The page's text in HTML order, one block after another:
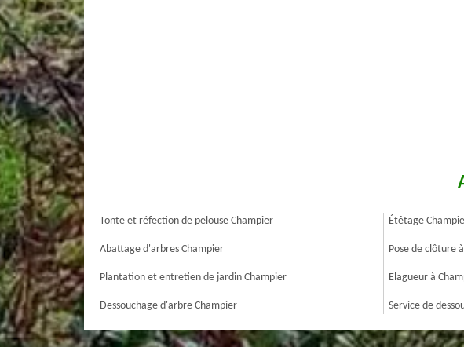
Tonte et réfection de pelouse Champier
Abattage d'arbres Champier
Plantation et entretien de jardin Champier
Dessouchage d'arbre Champier
Étêtage
Pose de clôture
Elagueur à
Service de